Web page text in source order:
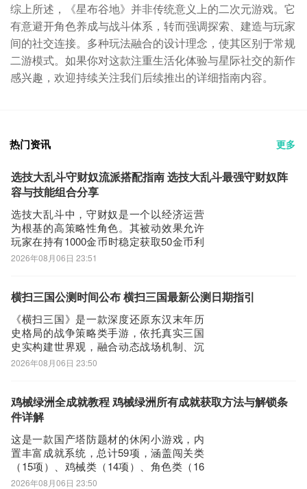
综上所述，《星布谷地》并非传统意义上的二次元游戏。它
有意避开角色养成与战斗体系，转而强调探索、建造与玩家
间的社交连接。多种玩法融合的设计理念，使其区别于常规
二游模式。如果你对这款注重生活化体验与星际社交的新作
感兴趣，欢迎持续关注我们后续推出的详细指南内容。
热门资讯 更多
选技大乱斗守财奴流派搭配指南 选技大乱斗最强守财奴阵
容与技能组合分享
选技大乱斗中，守财奴是一个以经济运营
为根基的高策略性角色。其被动效果允许
玩家在持有1000金币时稳定获取50金币利
息，而终极技能的伤害数值则与当前持有
潜力的职业之一。如何围绕这一机制构建
化
2026年08月06日 23:51
横扫三国公测时间公布 横扫三国最新公测日期指引
《横扫三国》是一款深度还原东汉末年历
史格局的战争策略类手游，依托真实三国
史实构建世界观，融合动态战场机制、沉
浸式剧情演绎与差异化武将养成体系。当
为最新进展梳理与游戏核心特色解析。
【横扫三国】最新版预约/下载地
址》》》》》#横扫三
2026年08月06日 23:50
鸡械绿洲全成就教程 鸡械绿洲所有成就获取方法与解锁条
件详解
这是一款国产塔防题材的休闲小游戏，内
置丰富成就系统，总计59项，涵盖闯关类
（15项）、鸡械类（14项）、角色类（16
项）及其他类（14项）。全成就达成需投
2026年08月06日 23:50